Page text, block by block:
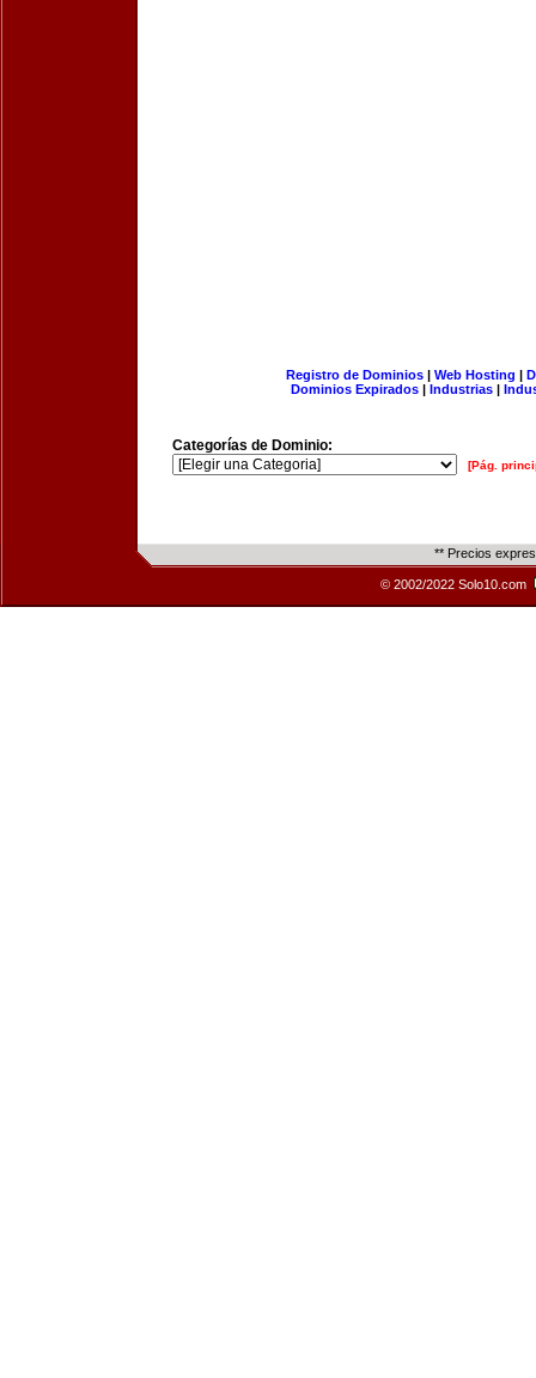
Registro de Dominios| Web Hosting |
Dominios Expirados | Industrias |
Categorías de Dominio:
[Pág.
** Precios
© 2002/2022 Solo10.com